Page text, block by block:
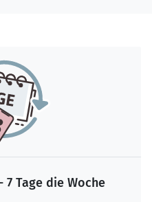
Tage die Woche